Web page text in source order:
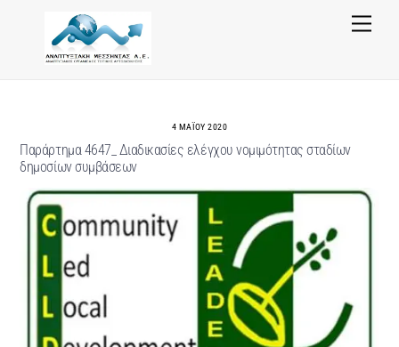
Menu
4 ΜΑΪ́ΟΥ 2020
Παράρτημα 4647_ Διαδικασίες ελέγχου νομιμότητας σταδίων
δημοσίων συμβάσεων